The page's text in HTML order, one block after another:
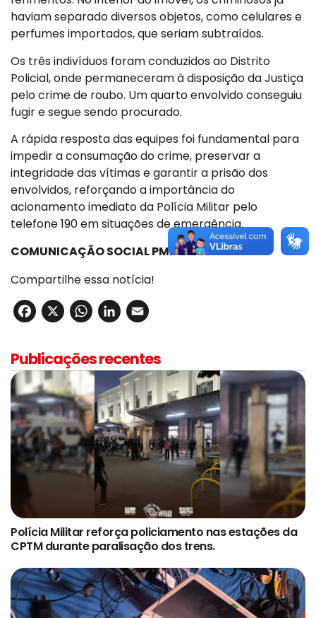
haviam separado diversos objetos, como celulares e
perfumes importados, que seriam subtraídos.
Os três indivíduos foram conduzidos ao Distrito
Policial, onde permaneceram à disposição da Justiça
pelo crime de roubo. Um quarto envolvido conseguiu
fugir e segue sendo procurado.
A rápida resposta das equipes foi fundamental para
impedir a consumação do crime, preservar a
integridade das vítimas e garantir a prisão dos
envolvidos, reforçando a importância do
acionamento imediato da Polícia Militar pelo
telefone 190 em situações de emergência.
COMUNICAÇÃO SOCIAL PMESP
Compartilhe essa notícia!
Facebook
X WhatsApp
LinkedIn
Publicações recentes
Polícia Militar reforça policiamento nas estações da
CPTM durante paralisação dos trens.